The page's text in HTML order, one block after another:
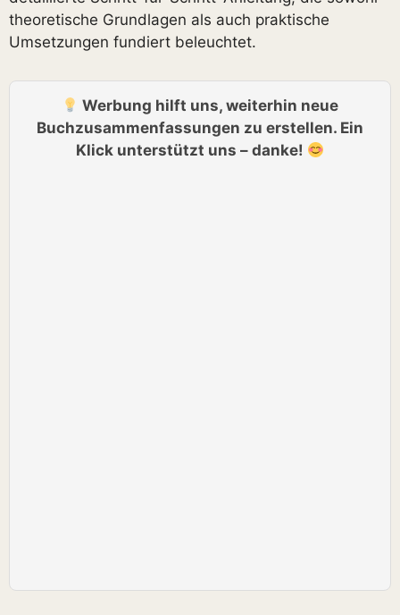
theoretische Grundlagen als auch praktische
Umsetzungen fundiert beleuchtet.
Werbung hilft uns, weiterhin neue
Buchzusammenfassungen zu erstellen. Ein
Klick unterstützt uns – danke!